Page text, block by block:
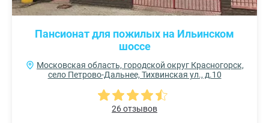
Пансионат для пожилых на Ильинском
шоссе
Московская область, городской округ Красногорск,
село Петрово-Дальнее, Тихвинская ул., д.10
26 отзывов